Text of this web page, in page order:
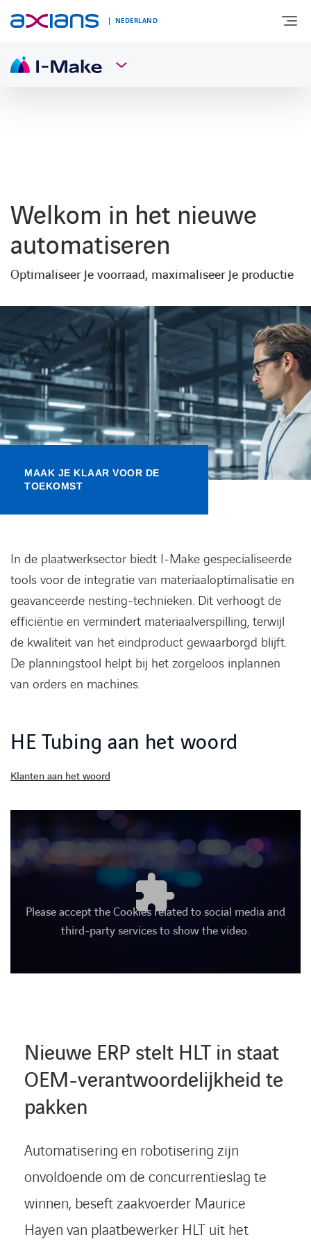
NEDERLAND
NIEUWS & INSPIRATIE
Nieuws
Kennisbank
Referenties
Events
Welkom in het nieuwe
automatiseren
Optimaliseer je voorraad, maximaliseer je productie
MAAK JE KLAAR VOOR DE
TOEKOMST
In de plaatwerksector biedt I-Make gespecialiseerde
tools voor de integratie van materiaaloptimalisatie en
geavanceerde nesting-technieken. Dit verhoogt de
efficiëntie en vermindert materiaalverspilling, terwijl
de kwaliteit van het eindproduct gewaarborgd blijft.
De planningstool helpt bij het zorgeloos inplannen
van orders en machines.
HE Tubing aan het woord
Klanten aan het woord
Please accept the Cookies related to social media and
third-party services to show the video.
Nieuwe ERP stelt HLT in staat
OEM-verantwoordelijkheid te
pakken
Automatisering en robotisering zijn
onvoldoende om de concurrentieslag te
winnen, beseft zaakvoerder Maurice
Hayen van plaatbewerker HLT uit het